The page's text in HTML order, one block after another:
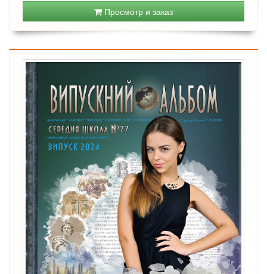
Просмотр и заказ